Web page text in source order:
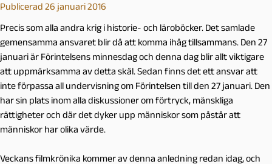
Publicerad 26 januari 2016
Precis som alla andra krig i historie- och läroböcker. Det samlade
gemensamma ansvaret blir då att komma ihåg tillsammans. Den 27
januari är Förintelsens minnesdag och denna dag blir allt viktigare
att uppmärksamma av detta skäl. Sedan finns det ett ansvar att
inte förpassa all undervisning om Förintelsen till den 27 januari. Den
har sin plats inom alla diskussioner om förtryck, mänskliga
rättigheter och där det dyker upp människor som påstår att
människor har olika värde.
Veckans filmkrönika kommer av denna anledning redan idag, och